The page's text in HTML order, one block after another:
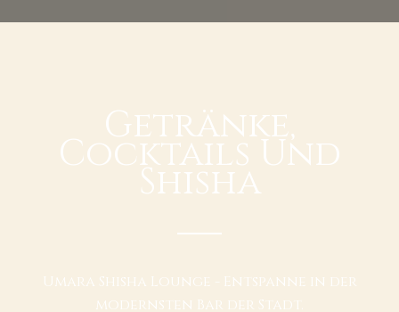
Getränke,
Cocktails Und
Shisha
Umara Shisha Lounge - Entspanne in der
modernsten Bar der Stadt.